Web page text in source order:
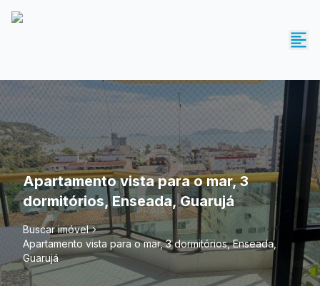
Apartamento vista para o mar, 3
dormitórios, Enseada, Guarujá
Buscar imóvel
Apartamento vista para o mar, 3 dormitórios, Enseada,
Guarujá